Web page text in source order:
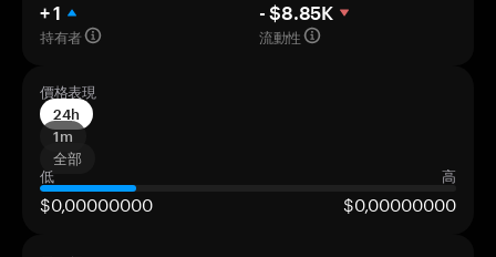
+ 1
持有者
- $8.85K
流動性
價格表現
24h
1m
全部
低
高
$0,00000000 $0,00000000